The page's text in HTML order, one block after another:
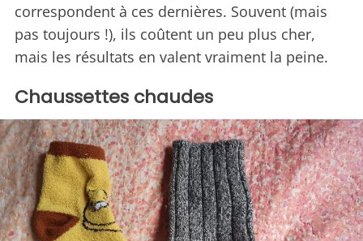
correspondent à ces dernières. Souvent (mais
pas toujours !), ils coûtent un peu plus cher,
mais les résultats en valent vraiment la peine.
Chaussettes chaudes